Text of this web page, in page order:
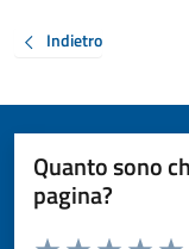
Indietro
Quanto sono
pagina?
Valuta da 1 a 5 stelle la